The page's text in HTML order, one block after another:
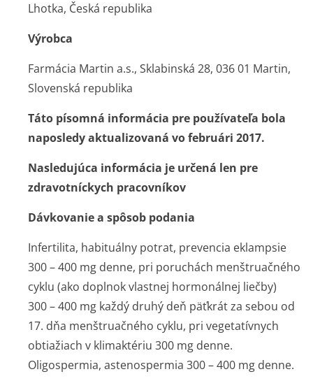
Lhotka, Česká republika
Výrobca
Farmácia Martin a.s., Sklabinská 28, 036 01 Martin,
Slovenská republika
Táto písomná informácia pre používateľa bola
naposledy aktualizovaná vo februári 2017.
Nasledujúca informácia je určená len pre
zdravotníckych pracovníkov
Dávkovanie a spôsob podania
Infertilita, habituálny potrat, prevencia eklampsie
300 – 400 mg denne, pri poruchách menštruačného
cyklu (ako doplnok vlastnej hormonálnej liečby)
300 – 400 mg každý druhý deň päťkrát za sebou od
17. dňa menštruačného cyklu, pri vegetatívnych
obtiažiach v klimaktériu 300 mg denne.
Oligospermia, astenospermia 300 – 400 mg denne.